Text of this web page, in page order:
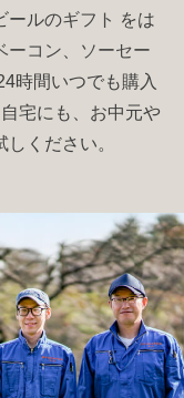
ールのギフト をは
ーコン、
ソーセー
時間いつでも購入
宅にも、お中元や
ください。